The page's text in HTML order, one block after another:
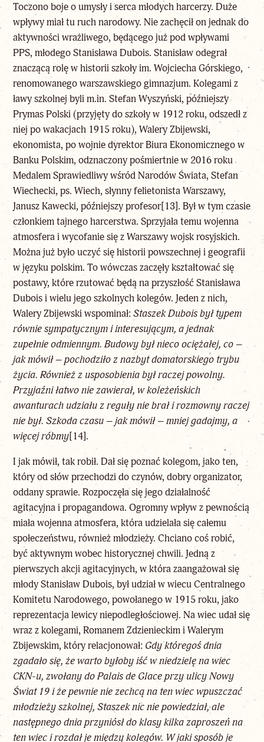
Toczono boje o umysły i serca młodych harcerzy. Duże
wpływy miał tu ruch narodowy. Nie zachęcił on jednak do
aktywności wrażliwego, będącego już pod wpływami
PPS, młodego Stanisława Dubois. Stanisław odegrał
znaczącą rolę w historii szkoły im. Wojciecha Górskiego,
renomowanego warszawskiego gimnazjum. Kolegami z
ławy szkolnej byli m.in. Stefan Wyszyński, późniejszy
Prymas Polski (przyjęty do szkoły w 1912 roku, odszedł z
niej po wakacjach 1915 roku), Walery Zbijewski,
ekonomista, po wojnie dyrektor Biura Ekonomicznego w
Banku Polskim, odznaczony pośmiertnie w 2016 roku
Medalem Sprawiedliwy wśród Narodów Świata, Stefan
Wiechecki, ps. Wiech, słynny felietonista Warszawy,
Janusz Kawecki, późniejszy profesor[13]. Był w tym czasie
członkiem tajnego harcerstwa. Sprzyjała temu wojenna
atmosfera i wycofanie się z Warszawy wojsk rosyjskich.
Można już było uczyć się historii powszechnej i geografii
w języku polskim. To wówczas zaczęły kształtować się
postawy, które rzutować będą na przyszłość Stanisława
Dubois i wielu jego szkolnych kolegów. Jeden z nich,
Walery Zbijewski wspominał:Staszek Dubois był typem
równie sympatycznym i interesującym, a jednak
zupełnie odmiennym. Budowy był nieco ociężałej, co –
jak mówił – pochodziło z nazbyt domatorskiego trybu
życia. Również z usposobienia był raczej powolny.
Przyjaźni łatwo nie zawierał, w koleżeńskich
awanturach udziału z reguły nie brał i rozmowny raczej
nie był. Szkoda czasu – jak mówił – mniej gadajmy, a
więcej róbmy[14].
I jak mówił, tak robił. Dał się poznać kolegom, jako ten,
który od słów przechodzi do czynów, dobry organizator,
oddany sprawie. Rozpoczęła się jego działalność
agitacyjna i propagandowa. Ogromny wpływ z pewnością
miała wojenna atmosfera, która udzielała się całemu
społeczeństwu, również młodzieży. Chciano coś robić,
być aktywnym wobec historycznej chwili. Jedną z
pierwszych akcji agitacyjnych, w która zaangażował się
młody Stanisław Dubois, był udział w wiecu Centralnego
Komitetu Narodowego, powołanego w 1915 roku, jako
reprezentacja lewicy niepodległościowej. Na wiec udał się
wraz z kolegami, Romanem Zdzienieckim i Walerym
Zbijewskim, który relacjonował: Gdy któregoś dnia
zgadało się, że warto byłoby iść w niedzielę na wiec
CKN-u, zwołany do Palais de Glace przy ulicy Nowy
Świat 19 i że pewnie nie zechcą na ten wiec wpuszczać
młodzieży szkolnej, Staszek nic nie powiedział, ale
następnego dnia przyniósł do klasy kilka zaproszeń na
ten wiec i rozdał je między kolegów. W jaki sposób je